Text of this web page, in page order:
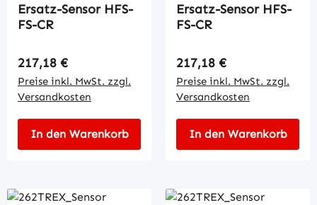
Ersatz-Sensor HFS-
FS-CR
Regulärer Preis:
217,18 €
Preise inkl. MwSt. zzgl.
Versandkosten
In den Warenkorb
Ersatz-Sensor HFS-
FS-CR
Regulärer Preis:
217,18 €
Preise inkl. MwSt. zzgl.
Versandkosten
In den Warenkorb